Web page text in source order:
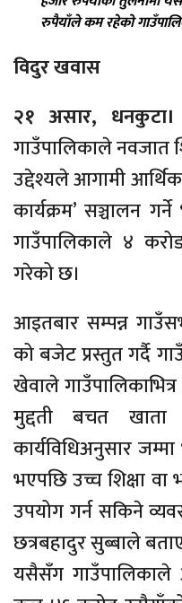
रुपैयाँले कम रहेको
विदुर खवास
२१ असार, धनकुटा।
गाउँपालिकाले नवजात
उद्देश्यले आगामी
कार्यक्रम’ सञ्चालन
गाउँपालिकाले ४
गरेको छ।
आइतबार सम्पन्न
को बजेट प्रस्तुत गर्दै
खेवाले
मुद्दती बचत खाता
कार्यविधिअनुसार
भएपछि उच्च शिक्षा
उपयोग गर्न सकिने
छत्रबहादुर सुब्बाले
यसैसँग गाउँपालिकाले